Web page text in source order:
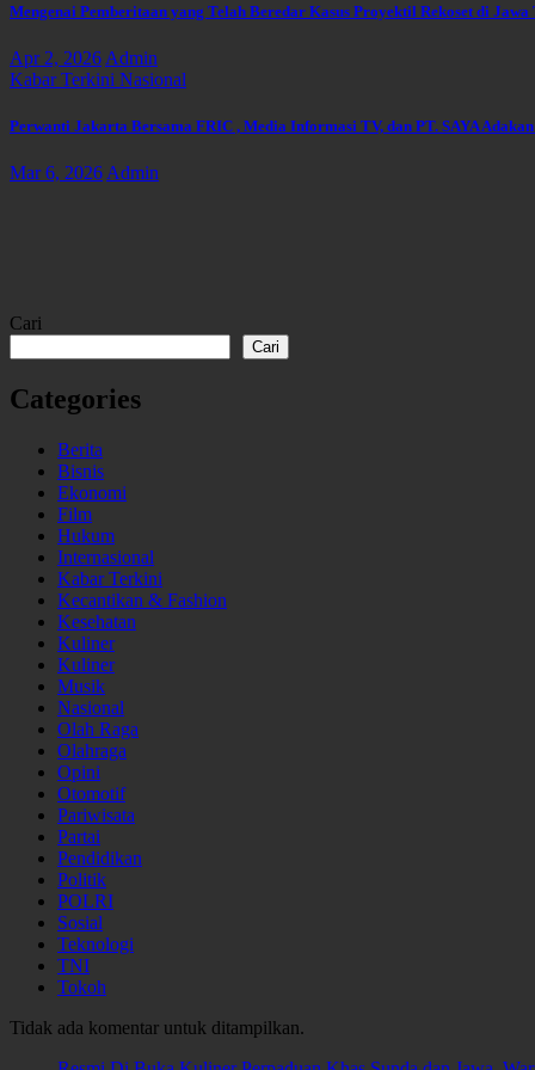
Mengenai Pemberitaan yang Telah Beredar Kasus Proyektil Rekoset di
Apr 2, 2026 Admin
Kabar Terkini Nasional
Perwanti Jakarta Bersama FRIC , Media Informasi TV, dan PT. SAYA
Mar 6, 2026 Admin
Cari
Cari
Categories
Berita
Bisnis
Ekonomi
Film
Hukum
Internasional
Kabar Terkini
Kecantikan & Fashion
Kesehatan
Kuliner
Kuliner
Musik
Nasional
Olah Raga
Olahraga
Opini
Otomotif
Pariwisata
Partai
Pendidikan
Politik
POLRI
Sosial
Teknologi
TNI
Tokoh
Tidak ada komentar untuk ditampilkan.